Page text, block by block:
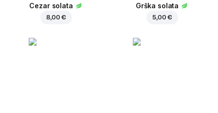
Cezar solata
8,00 €
Grška solata
5,00 €